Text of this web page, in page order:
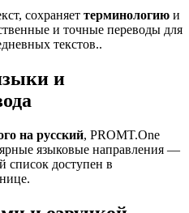
сохраняет терминологию и
и точные переводы для
текстов..
и
на русский, PROMT.One
языковые направления —
список доступен в